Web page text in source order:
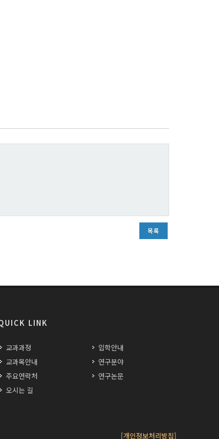
목록
LINK
교과과정
교과목안내
주요연락처
오시는 길
입학안내
연구분야
연구논문
[개인정보처리방침]